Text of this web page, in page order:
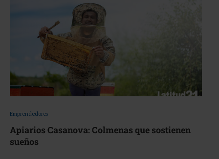
Emprendedores
Apiarios Casanova: Colmenas que sostienen
sueños